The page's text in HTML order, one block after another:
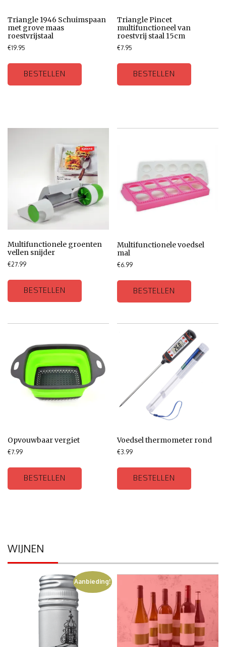
Triangle 1946 Schuimspaan
met grove maas
roestvrijstaal
€19.95
BESTELLEN
Triangle Pincet
multifunctioneel van
roestvrij staal 15cm
€7.95
BESTELLEN
Multifunctionele groenten
vellen snijder
€27.99
BESTELLEN
Multifunctionele voedsel
mal
€6.99
BESTELLEN
Opvouwbaar vergiet
€7.99
BESTELLEN
Voedsel thermometer rond
€3.99
BESTELLEN
WIJNEN
Aanbieding!